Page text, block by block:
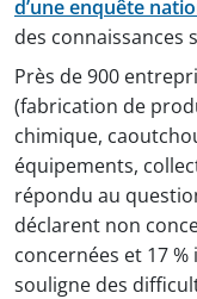
d’une enquête
des connaissances
Près de 900
(fabrication de
chimique,
équipements,
répondu au
déclarent non
concernées et 17
souligne des